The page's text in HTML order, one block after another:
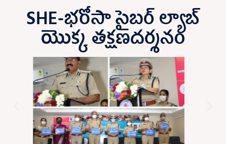
SHE-భరోసా సైబర్ ల్యాబ్
యొక్క తక్షణదర్శనం